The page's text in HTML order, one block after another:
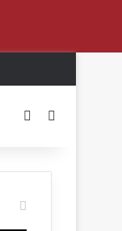
Switch skin